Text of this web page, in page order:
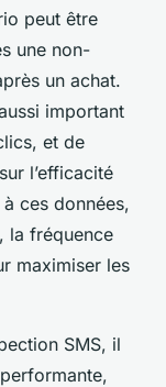
peut être
une non-
un achat.
important
et de
l’efficacité
ces données,
la fréquence
maximiser les
SMS, il